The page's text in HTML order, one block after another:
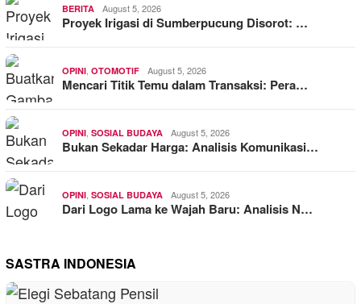
BERITA August 5, 2026
Proyek Irigasi di Sumberpucung Disorot: …
OPINI, OTOMOTIF August 5, 2026
Mencari Titik Temu dalam Transaksi: Pera…
OPINI, SOSIAL BUDAYA August 5, 2026
Bukan Sekadar Harga: Analisis Komunikasi…
OPINI, SOSIAL BUDAYA August 5, 2026
Dari Logo Lama ke Wajah Baru: Analisis N…
SASTRA INDONESIA